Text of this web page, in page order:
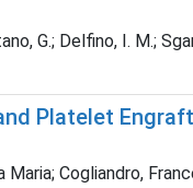
G.; Delfino, I. M.;
Platelet
Cogliandro,